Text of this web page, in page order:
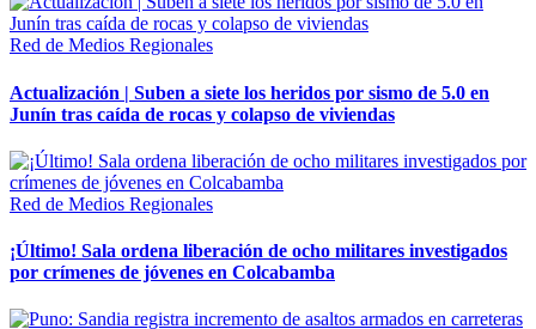
Red de Medios Regionales
Actualización | Suben a siete los heridos por sismo de 5.0 en
Junín tras caída de rocas y colapso de viviendas
Red de Medios Regionales
¡Último! Sala ordena liberación de ocho militares investigados
por crímenes de jóvenes en Colcabamba